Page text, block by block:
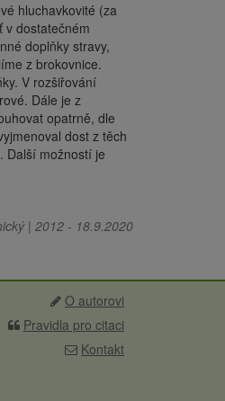
hluchavkovité (za
v dostatečném
doplňky stravy,
z brokovnice.
V rozšiřování
Dále je z
opatrně, dle
dost z těch
Další možností je
| 2012 - 18.9.2020
O autorovi
Pravidla pro citaci
Kontakt